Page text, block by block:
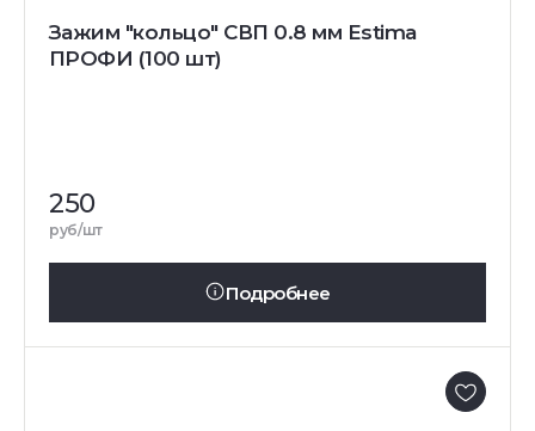
Зажим "кольцо" СВП 0.8 мм Estima
ПРОФИ (100 шт)
250
руб/шт
Подробнее